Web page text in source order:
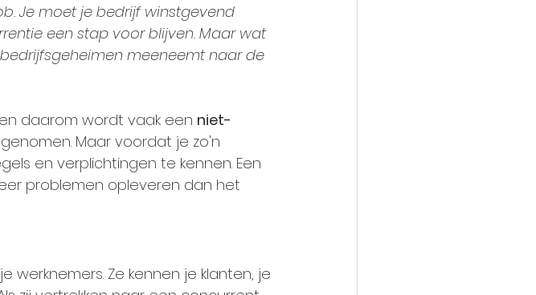
Je moet je bedrijf winstgevend
een stap voor blijven. Maar wat
meeneemt naar de
daarom wordt vaak een niet-
Maar voordat je zo'n
en verplichtingen te kennen. Een
problemen opleveren dan het
Ze kennen je klanten, je